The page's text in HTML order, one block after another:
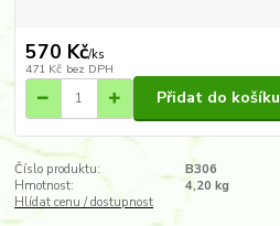
570 Kč/ks
471 Kč bez DPH
Přidat do košíku
Číslo produktu:
B306
Hmotnost:
4,20 kg
Hlídat cenu / dostupnost